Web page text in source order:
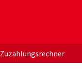
Zuzahlungsrechner